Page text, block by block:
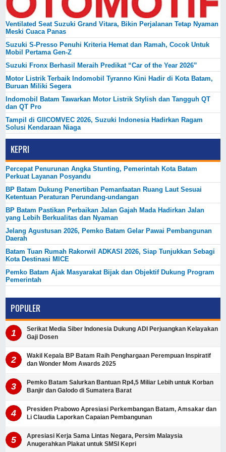
Ventilated Seat Suzuki Grand Vitara, Bikin Perjalanan Tetap Nyaman
Meski Cuaca Panas
Suzuki S-Presso Penuhi Kriteria Hemat dan Ramah, Cocok Untuk
Mobil Pertama Gen-Z
Suzuki Fronx Berhasil Meraih Predikat “Car of the Year 2026”
Motor Listrik Terbaik Indomobil Tyranno Kini Hadir di Kota Batam,
Buruan Miliki Segera
Indomobil Batam Tawarkan Motor Listrik Stylish dan Tangguh QT
dan QT Pro
Tampil di GIICOMVEC 2026, Suzuki Indonesia Hadirkan Ragam
Solusi Kendaraan Niaga
KEPRI
Percepat Penurunan Angka Stunting, Pemerintah Kota Batam
Perkuat Layanan Posyandu
BP Batam Dukung Penertiban Pemanfaatan Ruang Laut Sesuai
Ketentuan Peraturan Perundang-undangan
BP Batam Pastikan Perbaikan Jalan Gajah Mada Hadirkan Jalan
yang Lebih Berkualitas dan Nyaman
Jelang Agustusan 2026, Pemko Batam Gelar Pawai Pembangunan
Daerah
Batam Tuan Rumah Rakorwil ADKASI 2026, Siap Tunjukkan Sebagi
Kota Destinasi MICE
Pemko Batam Ajak Masyarakat Bijak dan Objektif Dukung Program
Pemerintah
POPULER
Serikat Media Siber Indonesia Dukung ADI Perjuangkan Kelayakan
Gaji Dosen
Wakil Kepala BP Batam Raih Penghargaan Perempuan Inspiratif
dan Wonder Mom Awards 2025
Pemko Batam Salurkan Bantuan Rp4,5 Miliar Lebih untuk Korban
Banjir dan Galodo di Sumatera Barat
Presiden Prabowo Apresiasi Perkembangan Batam, Amsakar dan
Li Claudia Laporkan Capaian Pembangunan
Apresiasi Kerja Sama Lintas Negara, Persim Malaysia
Anugerahkan Plakat untuk SMSI Kepri